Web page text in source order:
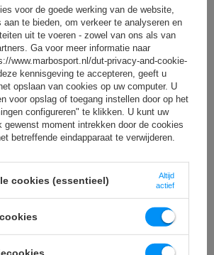
werkelijk gewicht dat dicht bij het
ligt.
OM TE DOWNLOADEN
VEILIGHEIDSINFORMATIE
specificaties
voor de goede werking van de website,
te bieden, om verkeer te analyseren en
uit te voeren - zowel van ons als van
Ga voor meer informatie naar
www.marbosport.nl/dut-privacy-and-cookie-
kennisgeving te accepteren, geeft u
opslaan van cookies op uw computer. U
voor opslag of toegang instellen door op het
configureren" te klikken. U kunt uw
gewenst moment intrekken door de cookies
betreffende eindapparaat te verwijderen.
cookies (essentieel)
Altijd
actief